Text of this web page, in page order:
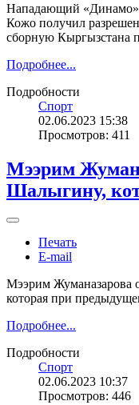
Нападающий «Динамо»
Кожо получил
сборную Кыргызстана
Подробнее...
Подробности
Спорт
02.06.2023 15:38
Просмотров: 411
Мээрим
Шалыгину,
Печать
E-mail
Мээрим Жуманазарова
которая при
Подробнее...
Подробности
Спорт
02.06.2023 10:37
Просмотров: 446